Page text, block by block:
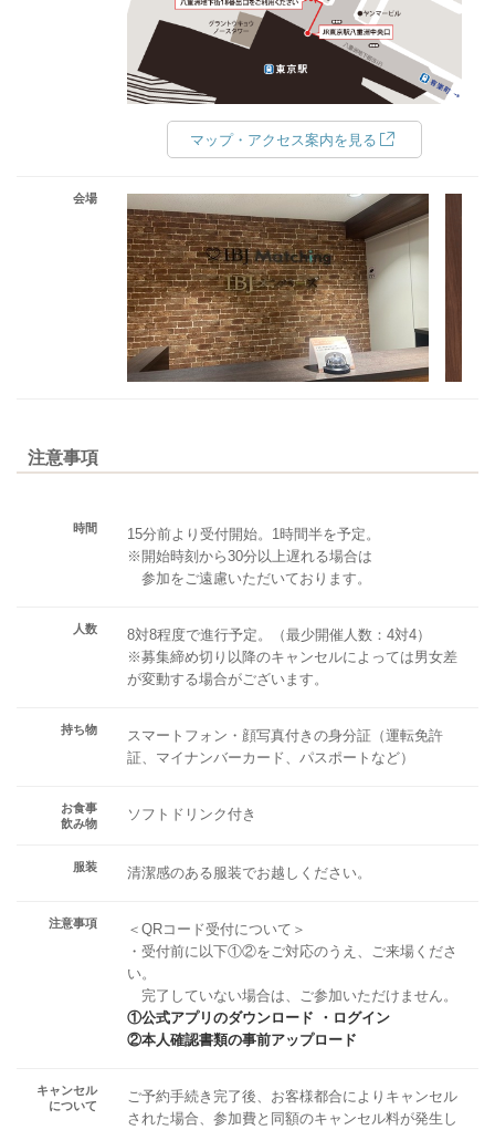
マップ・アクセス案内を見る
会場
注意事項
時間
15分前より受付開始。1時間半を予定。
※開始時刻から30分以上遅れる場合は
参加をご遠慮いただいております。
人数
8対8程度で進行予定。（最少開催人数：4対4）
※募集締め切り以降のキャンセルによっては男女差
が変動する場合がございます。
持ち物
スマートフォン・顔写真付きの身分証（運転免許
証、マイナンバーカード、パスポートなど）
お食事
飲み物
ソフトドリンク付き
服装 清潔感のある服装でお越しください。
注意事項
＜QRコード受付について＞
・受付前に以下①②をご対応のうえ、ご来場くださ
い。
完了していない場合は、ご参加いただけません。
①公式アプリのダウンロード ・ログイン
②本人確認書類の事前アップロード
キャンセル
について
ご予約手続き完了後、お客様都合によりキャンセル
された場合、参加費と同額のキャンセル料が発生し